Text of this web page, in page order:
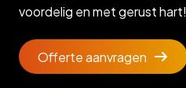
voordelig en met gerust hart!
Offerte aanvragen